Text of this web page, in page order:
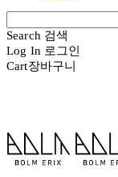
Search 검색
Log In 로그인
Cart장바구니